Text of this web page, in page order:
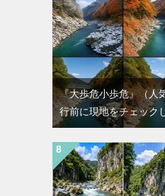
『大歩危小歩危』（人
行前に現地をチェック